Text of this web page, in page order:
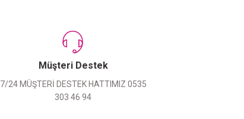
Müşteri Destek
7/24 MÜŞTERİ DESTEK HATTIMIZ 0535
303 46 94